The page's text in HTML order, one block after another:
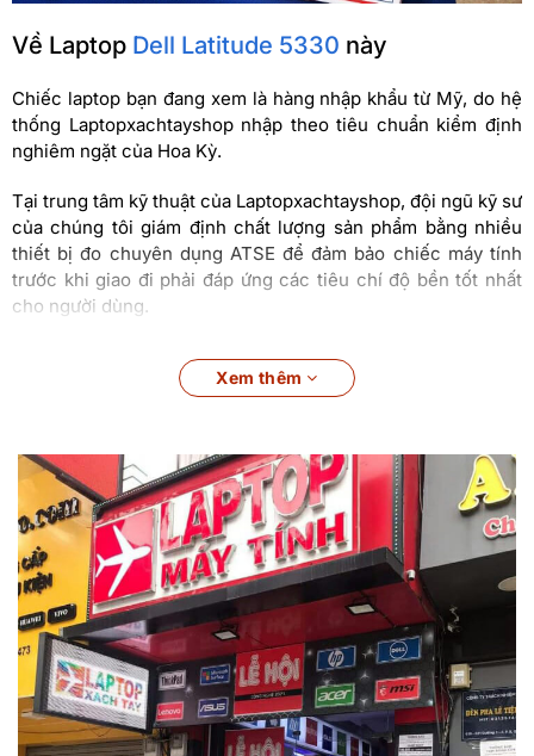
Về Laptop Dell Latitude 5330 này
Chiếc laptop bạn đang xem là hàng nhập khẩu từ Mỹ, do hệ
thống Laptopxachtayshop nhập theo tiêu chuẩn kiểm định
nghiêm ngặt của Hoa Kỳ.
Tại trung tâm kỹ thuật của Laptopxachtayshop, đội ngũ kỹ sư
của chúng tôi giám định chất lượng sản phẩm bằng nhiều
thiết bị đo chuyên dụng ATSE để đảm bảo chiếc máy tính
trước khi giao đi phải đáp ứng các tiêu chí độ bền tốt nhất
cho người dùng.
Dell Latitude 5330
Laptopxachtayshop
ExpressConnect
Sử dụng 2 mạng cùng lúc với kết nối đa mạng đồng thời đầu
tiên trên thế giới để tải xuống dữ liệu và video nhanh hơn.
Truyền dữ liệu nhiều hơn tới 20% từ mạng được tối ưu hóa,
xử lý dữ liệu ứng dụng nhanh hơn 30% và chất lượng video
tốt hơn 8 lần từ băng thông internet được tối ưu hóa.
Kết nối 4G & Wi-Fi 6E
Wi-Fi 6E cho phép thêm 7 kênh với băng thông gấp bốn lần,
cung cấp Wi-Fi nhanh hơn, mượt mà hơn, đặc biệt là ở
những khu vực mật độ cao trong khi các tùy chọn 4G LTE
Xem thêm